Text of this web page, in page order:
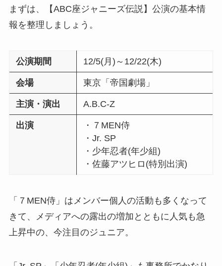
まずは、【ABC座ジャニーズ伝説】公演の基本情
報を整理しましょう。
公演期間 12/5(月)～12/22(木)
会場 東京「帝国劇場」
主演 ・演出 A.B.C-Z
出演
・７MEN侍
・Jr. SP
・少年忍者(年少組)
・佐藤アツヒロ(特別出演)
「７MEN侍」はメンバー個人の活動も多くなって
きて、メディアへの露出の増加とともに人気も急
上昇中の、今注目のジュニア。